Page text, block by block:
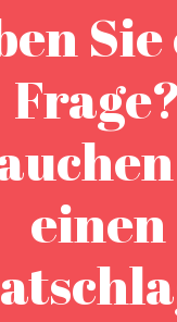
Frage?
einen